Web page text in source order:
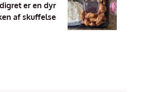
er en dyr
af skuffelse